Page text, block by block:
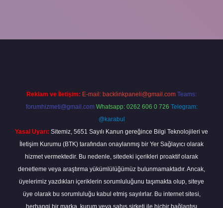
Reklam ve İletişim: E-mail: backlinkpaneli@gmail.com Teams:
forumhizmeti@gmail.com Whatsapp: 0262 606 0 726 Telegram:
@karabul
Yasal Uyarı: Sitemiz, 5651 Sayılı Kanun gereğince Bilgi Teknolojileri ve
İletişim Kurumu (BTK) tarafından onaylanmış bir Yer Sağlayıcı olarak
hizmet vermektedir. Bu nedenle, sitedeki içerikleri proaktif olarak
denetleme veya araştırma yükümlülüğümüz bulunmamaktadır. Ancak,
üyelerimiz yazdıkları içeriklerin sorumluluğunu taşımakta olup, siteye
üye olarak bu sorumluluğu kabul etmiş sayılırlar. Bu internet sitesi,
herhangi bir marka, kurum veya şahıs şirketi ile hiçbir bağlantısı